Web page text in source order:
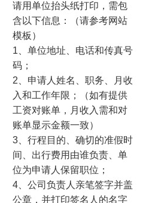
请用单位抬头纸打印，需包
含以下信息：（请参考网站
模板）
1、单位地址、电话和传真号
码；
2、申请人姓名、职务、月收
入和工作年限；（如有提供
工资对账单，月收入需和对
账单显示金额一致）
3、行程目的、确切的准假时
间、出行费用由谁负责、单
位为申请人保留职位；
4、公司负责人亲笔签字并盖
公章，并打印签名人的名字